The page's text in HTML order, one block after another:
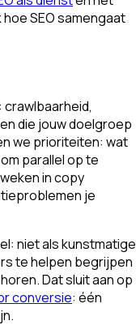
SEO samengaat
crawlbaarheid,
die jouw doelgroep
we prioriteiten: wat
parallel op te
in copy
je
niet als kunstmatige
te helpen begrijpen
Dat sluit aan op
conversie: één